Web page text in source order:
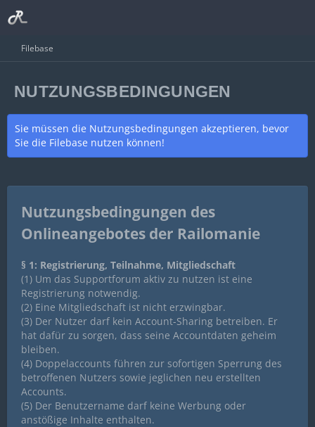
Filebase
NUTZUNGSBEDINGUNGEN
Sie müssen die Nutzungsbedingungen akzeptieren, bevor
Sie die Filebase nutzen können!
Nutzungsbedingungen des
Onlineangebotes der Railomanie
§ 1: Registrierung, Teilnahme, Mitgliedschaft
(1) Um das Supportforum aktiv zu nutzen ist eine
Registrierung notwendig.
(2) Eine Mitgliedschaft ist nicht erzwingbar.
(3) Der Nutzer darf kein Account-Sharing betreiben. Er
hat dafür zu sorgen, dass seine Accountdaten geheim
bleiben.
(4) Doppelaccounts führen zur sofortigen Sperrung des
betroffenen Nutzers sowie jeglichen neu erstellten
Accounts.
(5) Der Benutzername darf keine Werbung oder
anstößige Inhalte enthalten.